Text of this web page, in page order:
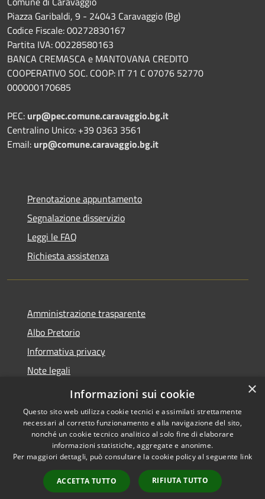
Piazza Garibaldi, 9 - 24043 Caravaggio (Bg)
Codice Fiscale: 00272830167
Partita IVA: 00228580163
BANCA CREMASCA e MANTOVANA CREDITO
COOPERATIVO SOC. COOP: IT 71 C 07076 52770
000000170685
PEC: urp@pec.comune.caravaggio.bg.it
Centralino Unico: +39 0363 3561
Email: urp@comune.caravaggio.bg.it
Prenotazione appuntamento
Segnalazione disservizio
Leggi le FAQ
Richiesta assistenza
Amministrazione trasparente
Albo Pretorio
Informativa privacy
Note legali
Dichiarazione di accessibilità
Accessibilità
Copyright © 2026 • Comune di
Caravaggio • Powered by
Municipium•
Accesso
redazione
×
Informazioni sui cookie
Questo sito web utilizza cookie tecnici e assimilati strettamente
necessari al corretto funzionamento e alla navigazione del sito,
nonché un cookie tecnico analitico al solo fine di elaborare
informazioni statistiche, aggregate e anonime.
Per maggiori dettagli, può consultare la cookie policy al seguente link
ACCETTA TUTTO RIFIUTA TUTTO